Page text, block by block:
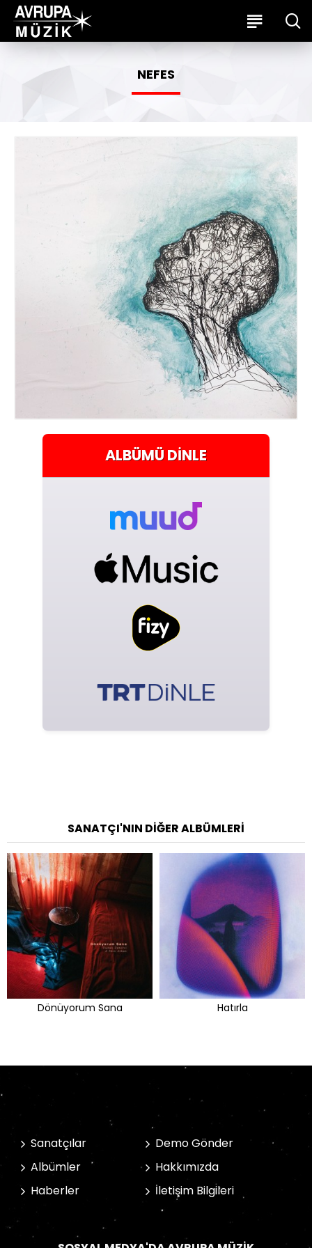
NEFES
ALBÜMÜDINLE
SANATÇI'NIN DIĞER ALBÜMLERI
Dönüyorum Sana Hatırla
Sanatçılar
Albümler
Haberler
Demo Gönder
Hakkımızda
İletişim Bilgileri